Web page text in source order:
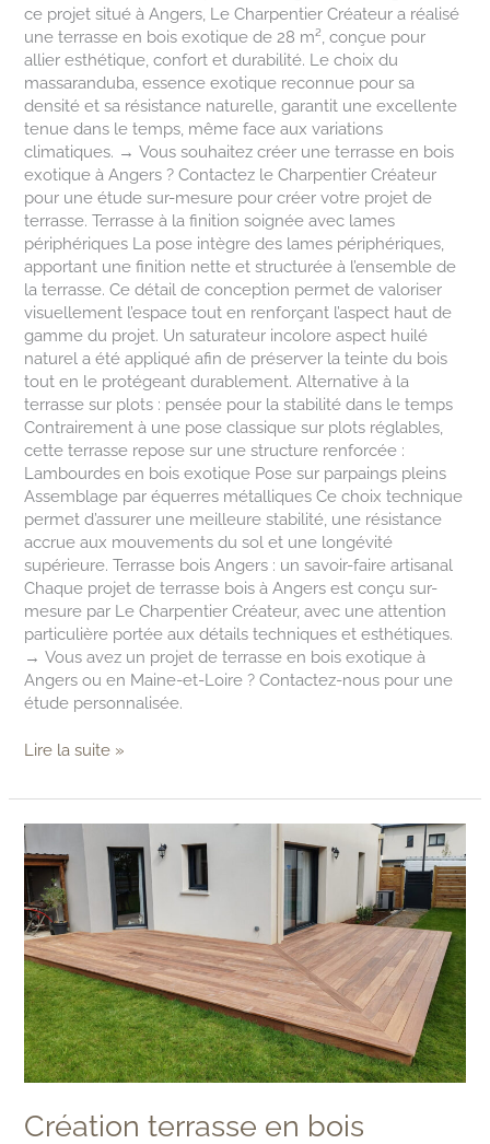
ce projet situé à Angers, Le Charpentier Créateur a réalisé
une terrasse en bois exotique de 28 m², conçue pour
allier esthétique, confort et durabilité. Le choix du
massaranduba, essence exotique reconnue pour sa
densité et sa résistance naturelle, garantit une excellente
tenue dans le temps, même face aux variations
climatiques. → Vous souhaitez créer une terrasse en bois
exotique à Angers ? Contactez le Charpentier Créateur
pour une étude sur-mesure pour créer votre projet de
terrasse. Terrasse à la finition soignée avec lames
périphériques La pose intègre des lames périphériques,
apportant une finition nette et structurée à l’ensemble de
la terrasse. Ce détail de conception permet de valoriser
visuellement l’espace tout en renforçant l’aspect haut de
gamme du projet. Un saturateur incolore aspect huilé
naturel a été appliqué afin de préserver la teinte du bois
tout en le protégeant durablement. Alternative à la
terrasse sur plots : pensée pour la stabilité dans le temps
Contrairement à une pose classique sur plots réglables,
cette terrasse repose sur une structure renforcée :
Lambourdes en bois exotique Pose sur parpaings pleins
Assemblage par équerres métalliques Ce choix technique
permet d’assurer une meilleure stabilité, une résistance
accrue aux mouvements du sol et une longévité
supérieure. Terrasse bois Angers : un savoir-faire artisanal
Chaque projet de terrasse bois à Angers est conçu sur-
mesure par Le Charpentier Créateur, avec une attention
particulière portée aux détails techniques et esthétiques.
→ Vous avez un projet de terrasse en bois exotique à
Angers ou en Maine-et-Loire ? Contactez-nous pour une
étude personnalisée.
Lire la suite »
Création terrasse en bois
Création
terrasse
en
bois
exotique